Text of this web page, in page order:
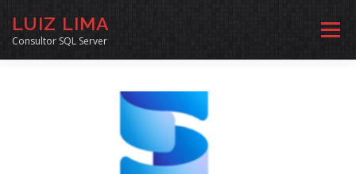
LUIZ LIMA
Consultor SQL Server
Menu
CURSOS
ARQUIVO LINKS COMUNIDADE